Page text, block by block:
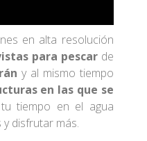
en alta resolución
para pescarde
y al mismo tiempo
en las que se
tiempo en el agua
disfrutar más.